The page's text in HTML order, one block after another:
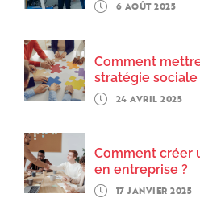
6 AOÛT 2025
Comment
stratégie sociale
24 AVRIL 2025
Comment créer
en entreprise ?
17 JANVIER 2025